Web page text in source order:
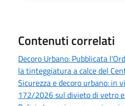
Contenuti correlati
Decoro Urbano: Pubblicata
la tinteggiatura a calce del
Sicurezza e decoro urbano: in
172/2026 sul divieto di vetro